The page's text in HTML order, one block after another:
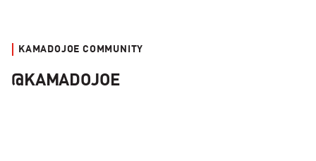
KAMADOJOE COMMUNITY
@KAMADOJOE